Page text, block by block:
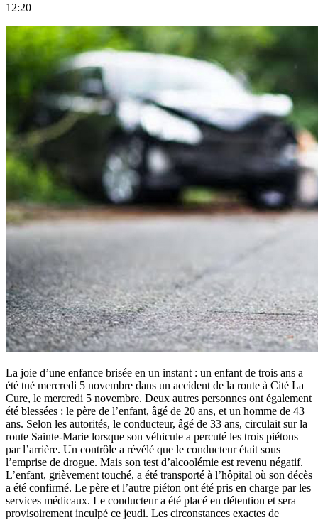
12:20
La joie d’une enfance brisée en un instant : un enfant de trois ans a
été tué mercredi 5 novembre dans un accident de la route à Cité La
Cure, le mercredi 5 novembre. Deux autres personnes ont également
été blessées : le père de l’enfant, âgé de 20 ans, et un homme de 43
ans. Selon les autorités, le conducteur, âgé de 33 ans, circulait sur la
route Sainte-Marie lorsque son véhicule a percuté les trois piétons
par l’arrière. Un contrôle a révélé que le conducteur était sous
l’emprise de drogue. Mais son test d’alcoolémie est revenu négatif.
L’enfant, grièvement touché, a été transporté à l’hôpital où son décès
a été confirmé. Le père et l’autre piéton ont été pris en charge par les
services médicaux. Le conducteur a été placé en détention et sera
provisoirement inculpé ce jeudi. Les circonstances exactes de